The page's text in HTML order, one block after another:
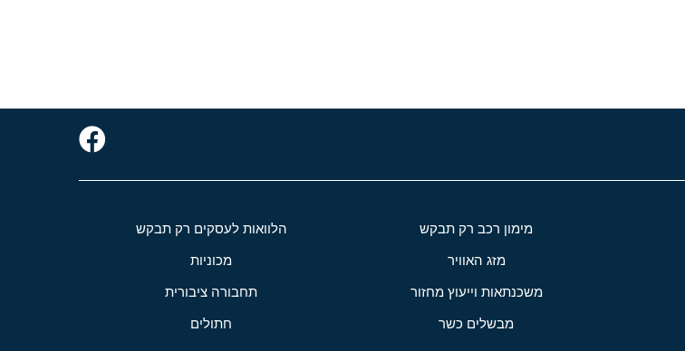
מימון רכב רק תבקש הלוואות לעסקים רק תבקש
מזג האוויר מכוניות
משכנתאות וייעוץ מחזור תחבורה ציבורית
מבשלים כשר חתולים